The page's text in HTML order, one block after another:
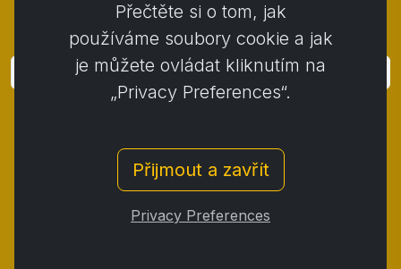
© Copyright 2014 - 2026 Activstar
Kontakt / Obchodní podmínky
Ochrana osobních údajů
/ Reklamační řád
Reklamační protokol / Odstoupení od smlouvy
Cookies
Přečtěte si o tom, jak
používáme soubory cookie a jak
je můžete ovládat kliknutím na
„Privacy Preferences“.
Přijmout a zavřít
Privacy Preferences